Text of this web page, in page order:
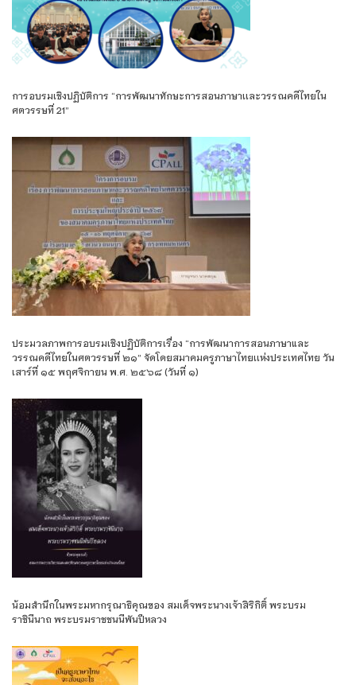
การอบรมเชิงปฏิบัติการ “การพัฒนาทักษะการสอนภาษาเเละวรรณคดีไทยใน
ศตวรรษที่ 21”
ประมวลภาพการอบรมเชิงปฏิบัติการเรื่อง “การพัฒนาการสอนภาษาและ
วรรณคดีไทยในศตวรรษที่ ๒๑” จัดโดยสมาคมครูภาษาไทยเเห่งประเทศไทย วัน
เสาร์ที่ ๑๕ พฤศจิกายน พ.ศ. ๒๕๖๘ (วันที่ ๑)
น้อมสำนึกในพระมหากรุณาธิคุณของ สมเด็จพระนางเจ้าสิริกิติ์ พระบรม
ราชินีนาถ พระบรมราชชนนีพันปีหลวง